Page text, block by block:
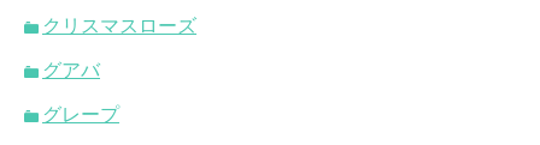
クリスマスローズ
グアバ
グレープ